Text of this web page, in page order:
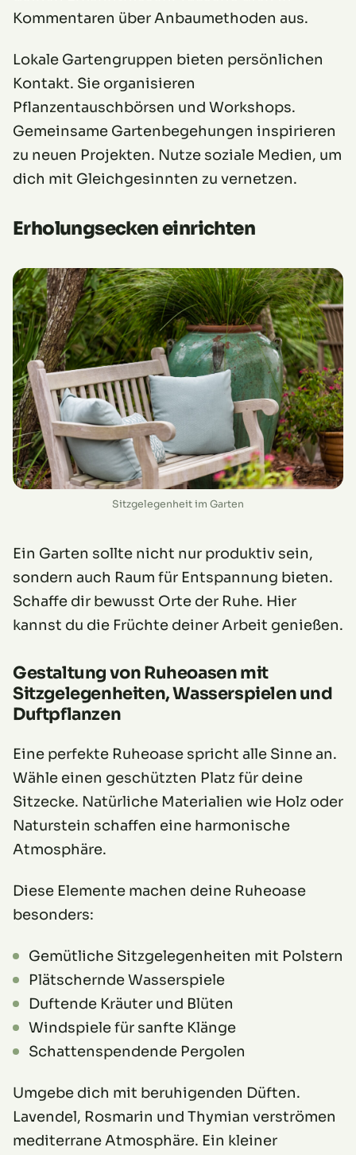
Kommentaren über Anbaumethoden aus.
Lokale Gartengruppen bieten persönlichen
Kontakt. Sie organisieren
Pflanzentauschbörsen und Workshops.
Gemeinsame Gartenbegehungen inspirieren
zu neuen Projekten. Nutze soziale Medien, um
dich mit Gleichgesinnten zu vernetzen.
Erholungsecken einrichten
Sitzgelegenheit im Garten
Ein Garten sollte nicht nur produktiv sein,
sondern auch Raum für Entspannung bieten.
Schaffe dir bewusst Orte der Ruhe. Hier
kannst du die Früchte deiner Arbeit genießen.
Gestaltung von Ruheoasen mit
Sitzgelegenheiten, Wasserspielen und
Duftpflanzen
Eine perfekte Ruheoase spricht alle Sinne an.
Wähle einen geschützten Platz für deine
Sitzecke. Natürliche Materialien wie Holz oder
Naturstein schaffen eine harmonische
Atmosphäre.
Diese Elemente machen deine Ruheoase
besonders:
Gemütliche Sitzgelegenheiten mit Polstern
Plätschernde Wasserspiele
Duftende Kräuter und Blüten
Windspiele für sanfte Klänge
Schattenspendende Pergolen
Umgebe dich mit beruhigenden Düften.
Lavendel, Rosmarin und Thymian verströmen
mediterrane Atmosphäre. Ein kleiner